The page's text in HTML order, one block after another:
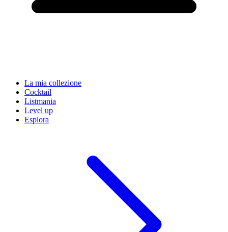
La mia collezione
Cocktail
Listmania
Level up
Esplora